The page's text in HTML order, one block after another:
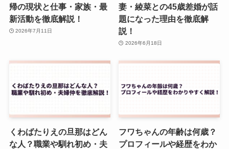
帰の現状と仕事・家族・最
新活動を徹底解説！
2026年7月11日
妻・綾菜との45歳差婚が話
題になった理由を徹底解
説！
2026年6月18日
くわばたりえの旦那はどん
な人？職業や馴れ初め・夫
フワちゃんの年齢は何歳？
プロフィールや経歴をわか